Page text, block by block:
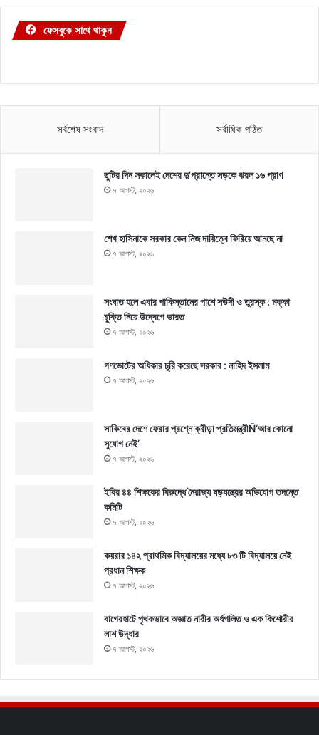
ফেসবুকে সাথে থাকুন
সর্বশেষ সংবাদ সর্বাধিক পঠিত
ছুটির দিন সকালেই দেশের দু’প্রান্তে সড়কে ঝরল ১৬ প্রাণ
৭ আগস্ট, ২০২৬
শেখ হাসিনাকে সরকার কেন নিজ দায়িত্বে ফিরিয়ে আনছে না
৭ আগস্ট, ২০২৬
সংঘাত হলে এবার পাকিস্তানের পাশে সউদী ও তুরস্ক : মক্কা
চুক্তি নিয়ে উদ্বেগে ভারত
৭ আগস্ট, ২০২৬
গণভোটের অধিকার চুরি করেছে সরকার : নাহিদ ইসলাম
৭ আগস্ট, ২০২৬
সাকিবের দেশে ফেরার প্রশ্নে ক্রীড়া প্রতিমন্ত্রীÑ‘আর কোনো
সুযোগ নেই’
৭ আগস্ট, ২০২৬
ইবির ৪৪ শিক্ষকের বিরুদ্ধে নৈরাজ্য ষড়যন্ত্রের অভিযোগ তদন্তে
কমিটি
৭ আগস্ট, ২০২৬
কয়রার ১৪২ প্রাথমিক বিদ্যালয়ের মধ্যে ৮৩ টি বিদ্যালয়ে নেই
প্রধান শিক্ষক
৭ আগস্ট, ২০২৬
বাগেরহাটে পৃথকভাবে অজ্ঞাত নারীর অর্ধগলিত ও এক কিশোরীর
লাশ উদ্ধার
৭ আগস্ট, ২০২৬